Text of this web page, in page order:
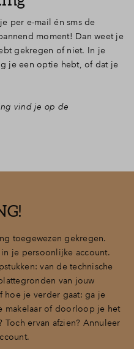
per e-mail én sms de
moment! Dan weet je
gekregen of niet. In je
je een optie hebt, of dat je
vind je op de
toegewezen gekregen.
je persoonlijke account.
van de technische
van jouw
hoe je verder gaat: ga je
makelaar of doorloop je het
ervan afzien? Annuleer